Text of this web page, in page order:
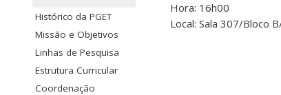
Histórico da PGET
Missão e Objetivos
Linhas de Pesquisa
Estrutura Curricular
Coordenação
Hora: 16h00
Local: Sala 307/Bloco